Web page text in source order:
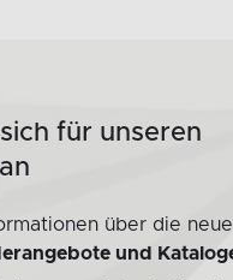
für unseren
über die
und